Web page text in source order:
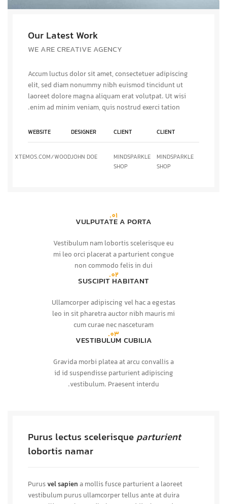
Our Latest Work
WE ARE CREATIVE AGENCY
Accum luctus dolor sit amet, consectetuer adipiscing
elit, sed diam nonummy nibh euismod tincidunt ut
laoreet dolore magna aliquam erat volutpat. Ut wisi
enim ad minim veniam, quis nostrud exerci tation.
CLIENT
MINDSPARKLE
SHOP
CLIENT
MINDSPARKLE
SHOP
DESIGNER
JOHN DOE
WEBSITE
XTEMOS.COM/WOOD
01.
VULPUTATE A PORTA
Vestibulum nam lobortis scelerisque eu
mi leo orci placerat a parturient congue
non commodo felis in dui
02.
SUSCIPIT HABITANT
Ullamcorper adipiscing vel hac a egestas
leo in sit pharetra auctor nibh mauris mi
cum curae nec nasceturam
03.
VESTIBULUM CUBILIA
Gravida morbi platea at arcu convallis a
id id suspendisse parturient adipiscing
vestibulum. Praesent interdu.
Purus lectus scelerisqueparturient
lobortis namar
Purusvel sapien a mollis fusce parturient a laoreet
vestibulum purus ullamcorper tellus ante at duira